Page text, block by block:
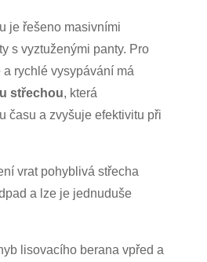
je řešeno masivními
s vyztuženými panty. Pro
rychlé vysypávání má
střechou, která
času a zvyšuje efektivitu při
vrat pohyblivá střecha
a lze je jednuduše
lisovacího berana vpřed a